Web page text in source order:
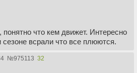
что кем движет. Интересно
всрали что все плюются.
№975113 32